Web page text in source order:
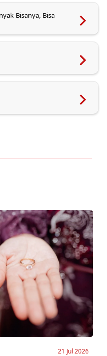
Bisanya, Bisa
21 Jul 2026